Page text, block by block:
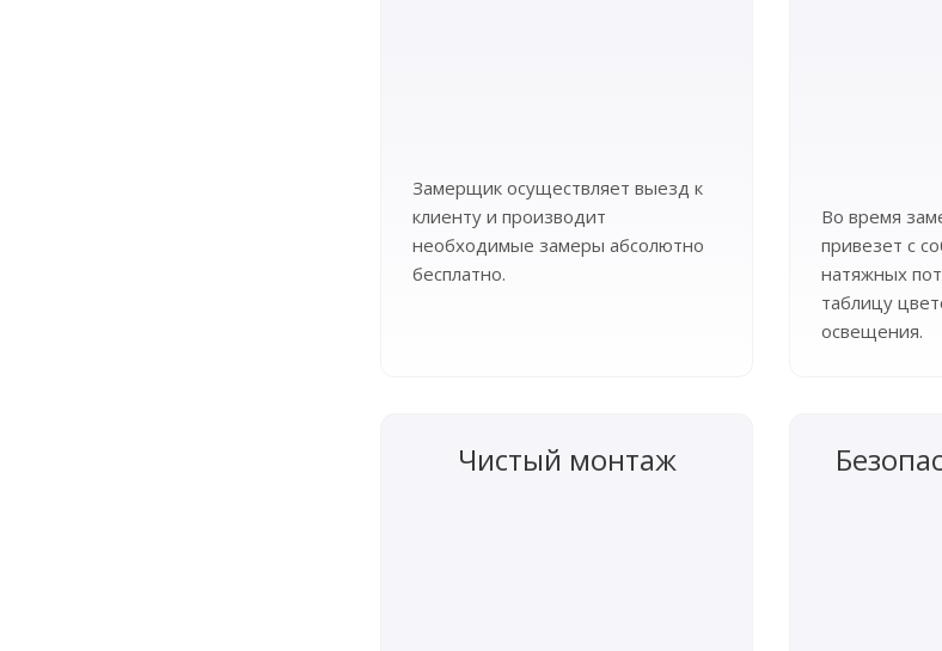
Замерщик осуществляет выезд к
клиенту и производит
необходимые замеры абсолютно
бесплатно.
Во время
привезет с
натяжных
таблицу
освещения.
Чистый монтаж